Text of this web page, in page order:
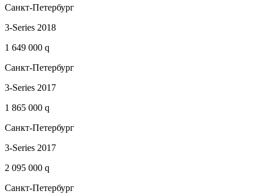
Санкт-Петербург
3-Series 2018
1 649 000 q
Санкт-Петербург
3-Series 2017
1 865 000 q
Санкт-Петербург
3-Series 2017
2 095 000 q
Санкт-Петербург